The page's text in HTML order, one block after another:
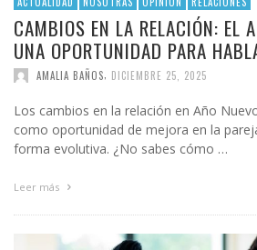
CAMBIOS EN LA RELACIÓN: EL
UNA OPORTUNIDAD PARA
AMALIA BAÑOS DICIEMBRE 25, 2025
Los cambios en la relación en Año
como oportunidad de mejora en la
forma evolutiva. ¿No sabes cómo …
Leer más